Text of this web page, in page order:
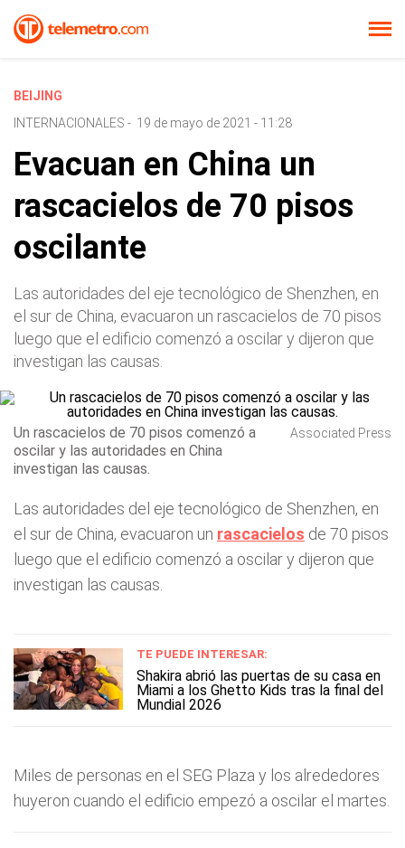
BEIJING
INTERNACIONALES - 19 de mayo de 2021 - 11:28
Evacuan en China un
rascacielos de 70 pisos
oscilante
Las autoridades del eje tecnológico de Shenzhen, en
el sur de China, evacuaron un rascacielos de 70 pisos
luego que el edificio comenzó a oscilar y dijeron que
investigan las causas.
Un rascacielos de 70 pisos comenzó a
oscilar y las autoridades en China
investigan las causas.
Associated Press
Las autoridades del eje tecnológico de Shenzhen, en
el sur de China, evacuaron un rascacielos de 70 pisos
luego que el edificio comenzó a oscilar y dijeron que
investigan las causas.
TE PUEDE INTERESAR:
Shakira abrió las puertas de su casa en
Miami a los Ghetto Kids tras la final del
Mundial 2026
Miles de personas en el SEG Plaza y los alrededores
huyeron cuando el edificio empezó a oscilar el martes.